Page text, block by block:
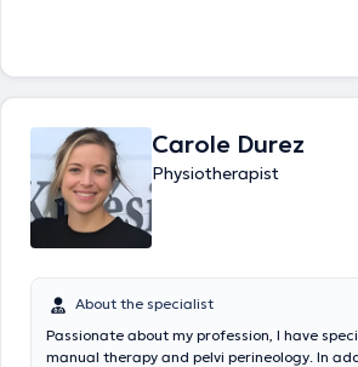
Carole Durez
Physiotherapist
About the specialist
Passionate about my profession, I have
manual therapy and pelvi perineology. In